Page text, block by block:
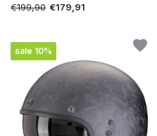
€199,90 €179,91
sale 10%